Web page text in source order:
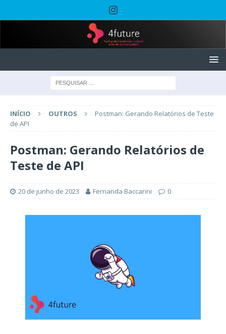
INÍCIO OUTROS
Postman: Gerando Relatórios de Teste
de API
Postman: Gerando Relatórios de
Teste de API
20 de junho de 2023 Fernanda Baccarini 0